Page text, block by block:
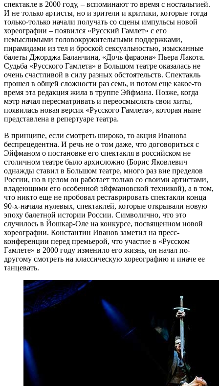
спектакле в 2000 году, – вспоминают то время с ностальгией.
И не только артисты, но и зрители и критики, которые тогда
только-только начали получать со сцены импульсы новой
хореографии – появился «Русский Гамлет» с его
немыслимыми головокружительными поддержками,
пирамидами из тел и броской сексуальностью, изысканные
балеты Джорджа Баланчина, «Дочь фараона» Пьера Лакота.
Судьба «Русского Гамлета» в Большом театре оказалась не
очень счастливой в силу разных обстоятельств. Спектакль
прошел в общей сложности раз семь, и потом еще какое-то
время эта редакция жила в труппе Эйфмана. Позже, когда
мэтр начал пересматривать и переосмыслять свои хиты,
появилась новая версия «Русского Гамлета», которая ныне
представлена в репертуаре театра.
В принципе, если смотреть широко, то акция Иванова
беспрецедентна. И речь не о том даже, что договориться с
Эйфманом о постановке его спектакля в российском не
столичном театре было архисложно (Борис Яковлевич
однажды ставил в Большом театре, много раз вне пределов
России, но в целом он работает только со своими артистами,
владеющими его особенной эйфмановской техникой), а в том,
что никто еще не пробовал реставрировать спектакли конца
90-х-начала нулевых, спектаклей, которые открывали новую
эпоху балетной истории России. Символично, что это
случилось в Йошкар-Оле на конкурсе, посвященном новой
хореографии. Константин Иванов заметил на пресс-
конференции перед премьерой, что участие в «Русском
Гамлете» в 2000 году изменило его жизнь, он начал по-
другому смотреть на классическую хореографию и иначе ее
танцевать.